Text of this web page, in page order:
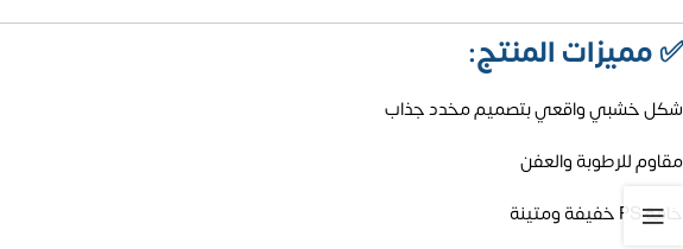
✅مميزات المنتج:
شكل خشبي واقعي بتصميم مخدد جذاب
مقاوم للرطوبة والعفن
خامة PS خفيفة ومتينة